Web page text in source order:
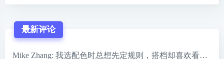
最新评论
Mike Zhang: 我选配色时总想先定规则，搭档却喜欢看到